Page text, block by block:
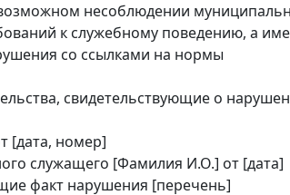
несоблюдении
к служебному поведению, а
со ссылками на нормы
свидетельствующие о
[дата, номер]
служащего [Фамилия И.О.] от [дата]
факт нарушения [перечень]